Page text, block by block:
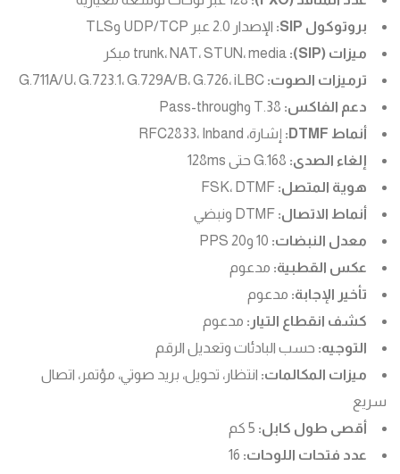
بروتوكول SIP:
الإصدار 2.0 عبر UDP/TCP وTLS
ميزات (SIP):
ترميزات الصوت:
دعم الفاكس:
أنماط DTMF:
إشارة، RFC2833، Inband
إلغاء الصدى:
هوية المتصل:
أنماط الاتصال:
معدل النبضات:
عكس القطبية: مدعوم
تأخير الإجابة: مدعوم
كشف انقطاع التيار: مدعوم
التوجيه: حسب البادئات وتعديل الرقم
ميزات المكالمات: انتظار، تحويل، بريد صوتي، مؤتمر، اتصال
سريع
أقصى طول كابل:
عدد فتحات اللوحات: